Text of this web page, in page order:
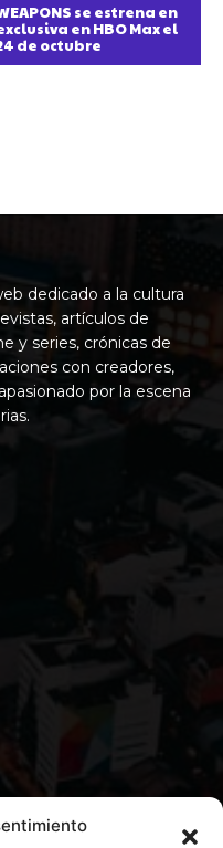
se estrena en
en HBO Max el
de octubre
dedicado a la cultura
artículos de
y series, crónicas de
con creadores,
por la escena